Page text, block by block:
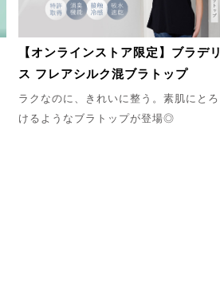
【オンラインストア限定】ブラデリ
ス フレアシルク混ブラトップ
ラクなのに、きれいに整う。素肌にとろ
けるようなブラトップが登場◎